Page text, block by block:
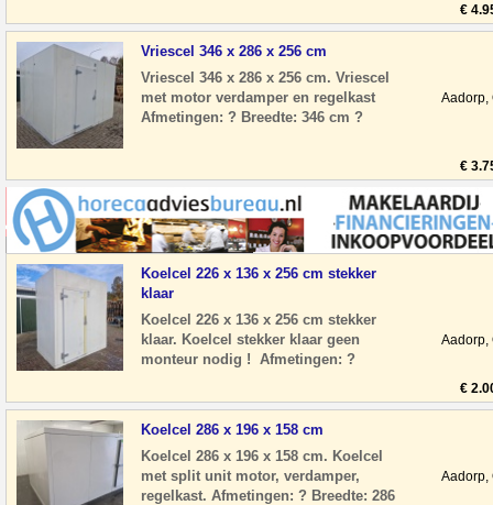
€
Vriescel 346 x 286 x 256 cm
Vriescel 346 x 286 x 256 cm. Vriescel
met motor verdamper en regelkast
Afmetingen: ? Breedte: 346 cm ?
Aadorp,
€
Koelcel 226 x 136 x 256 cm stekker
klaar
Koelcel 226 x 136 x 256 cm stekker
klaar. Koelcel stekker klaar geen
monteur nodig ! Afmetingen: ?
Hoogte: 256 cm
Aadorp,
€
Koelcel 286 x 196 x 158 cm
Koelcel 286 x 196 x 158 cm. Koelcel
met split unit motor, verdamper,
regelkast. Afmetingen: ? Breedte: 286
Aadorp,